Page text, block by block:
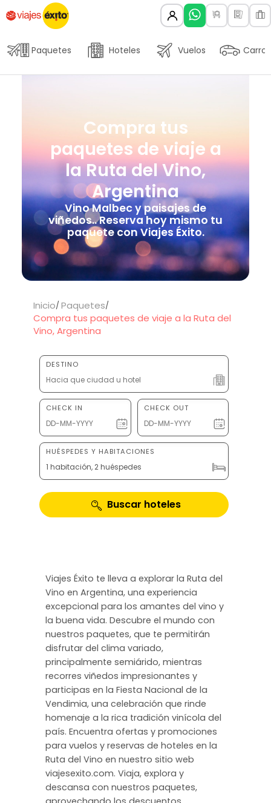
Paquetes Hoteles Vuelos Carros
Compra tus
paquetes de viaje a
la Ruta del Vino,
Argentina
Vino Malbec y paisajes de
viñedos.. Reserva hoy mismo tu
paquete con Viajes Éxito.
Inicio Paquetes
Compra tus paquetes de viaje a la Ruta del
Vino, Argentina
DESTINO
CHECK IN CHECK OUT
HUÉSPEDES Y HABITACIONES
1 habitación, 2 huéspedes
Buscar hoteles
Viajes Éxito te lleva a explorar la Ruta del
Vino en Argentina, una experiencia
excepcional para los amantes del vino y
la buena vida. Descubre el mundo con
nuestros paquetes, que te permitirán
disfrutar del clima variado,
principalmente semiárido, mientras
recorres viñedos impresionantes y
participas en la Fiesta Nacional de la
Vendimia, una celebración que rinde
homenaje a la rica tradición vinícola del
país. Encuentra ofertas y promociones
para vuelos y reservas de hoteles en la
Ruta del Vino en nuestro sitio web
viajesexito.com. Viaja, explora y
descansa con nuestros paquetes,